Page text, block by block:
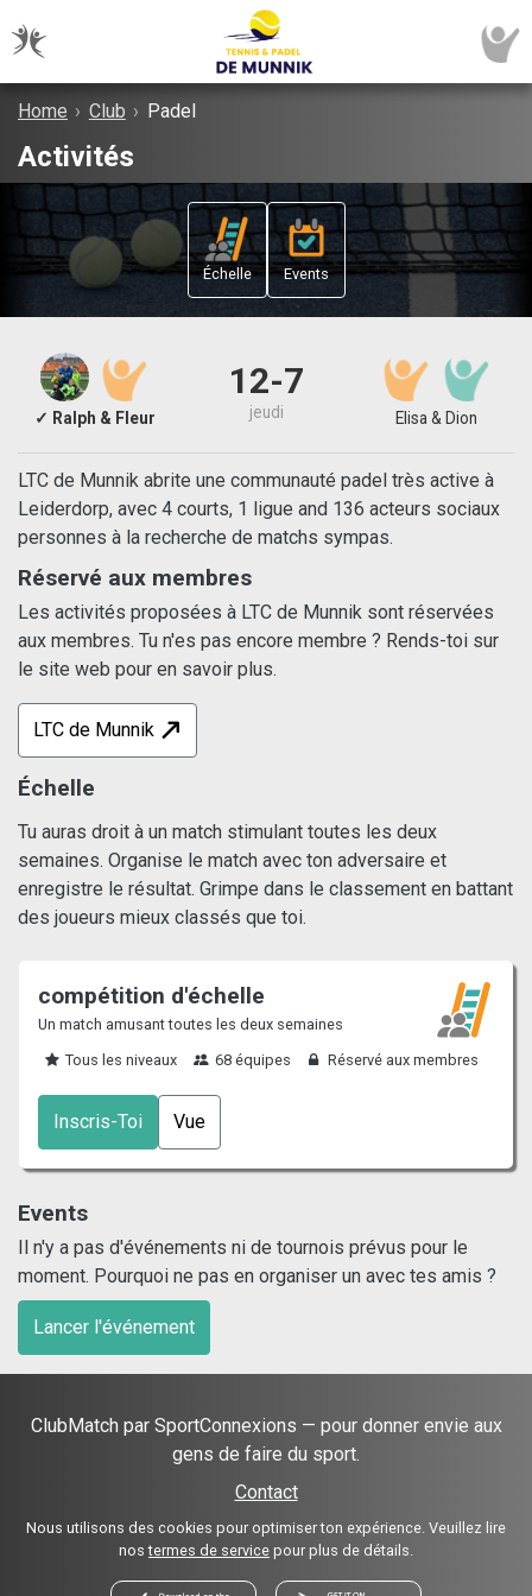
Home › Club › Padel
Activités
Échelle Events
✓ Ralph & Fleur
12-7
jeudi Elisa & Dion
LTC de Munnik abrite une communauté padel très active à
Leiderdorp, avec 4 courts, 1 ligue and 136 acteurs sociaux
personnes à la recherche de matchs sympas.
Réservé aux membres
Les activités proposées à LTC de Munnik sont réservées
aux membres. Tu n'es pas encore membre ? Rends-toi sur
le site web pour en savoir plus.
LTC de Munnik
Échelle
Tu auras droit à un match stimulant toutes les deux
semaines. Organise le match avec ton adversaire et
enregistre le résultat. Grimpe dans le classement en battant
des joueurs mieux classés que toi.
compétition d'échelle
Un match amusant toutes les deux semaines
Tous les niveaux
68 équipes Réservé aux membres
Inscris-Toi Vue
Events
Il n'y a pas d'événements ni de tournois prévus pour le
moment. Pourquoi ne pas en organiser un avec tes amis ?
Lancer l'événement
ClubMatch par SportConnexions — pour donner envie aux
gens de faire du sport.
Contact
Nous utilisons des cookies pour optimiser ton expérience. Veuillez lire
nostermes de service pour plus de détails.